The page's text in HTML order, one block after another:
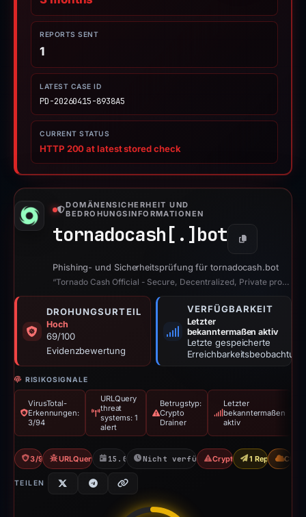
REPORTS SENT
1
LATEST CASE ID
PD-20260415-8938A5
CURRENT STATUS
HTTP 200 at latest stored check
DOMÄNENSICHERHEIT UND
BEDROHUNGSINFORMATIONEN
tornadocash[.] bot Kopieren
Phishing- und Sicherheitsprüfung für tornadocash.bot
“Tornado Cash Official - Secure, Decentralized, Private protocol”
DROHUNGSURTEIL
Hoch
69/100
Evidenzbewertung
VERFÜGBARKEIT
Letzter
bekanntermaßen aktiv
Letzte gespeicherte
Erreichbarkeitsbeobachtung
RISIKOSIGNALE
VirusTotal-
Erkennungen:
3/94
URLQuery
threat
systems: 1
alert
Betrugstyp:
Crypto
Drainer
Letzter
bekanntermaßen
aktiv
3/94 VTURLQuery: 1 threat alerts
15.04.2026Nicht verfügbar seit 06.06.2026
Crypto Drainer1 Report Sent
CDN
TEILEN